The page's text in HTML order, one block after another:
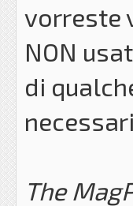
vorreste
NON
di
The